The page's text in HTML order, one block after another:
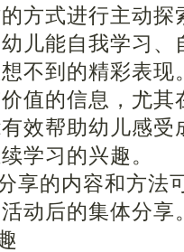
方式进行主动探
儿能自我学习、
不到的精彩表现
值的信息，尤其
效帮助幼儿感受
学习的兴趣。
的内容和方法
动后的集体分享